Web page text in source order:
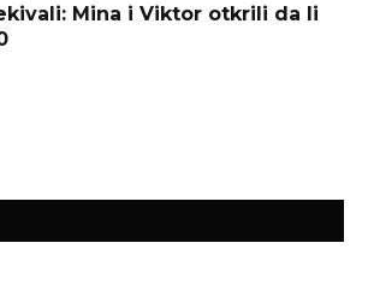
Mina i Viktor otkrili da li